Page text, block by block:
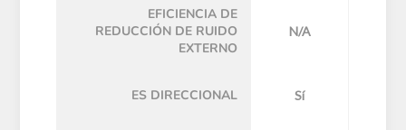
EFICIENCIA DE
REDUCCIÓN DE RUIDO
EXTERNO
N/A
ES DIRECCIONAL Sí